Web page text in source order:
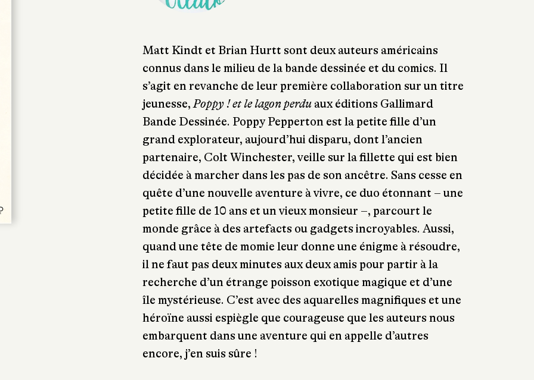
Matt Kindt et Brian Hurtt sont deux auteurs américains
connus dans le milieu de la bande dessinée et du comics. Il
s’agit en revanche de leur première collaboration sur un titre
jeunesse,Poppy ! et le lagon perdu aux éditions Gallimard
Bande Dessinée. Poppy Pepperton est la petite fille d’un
grand explorateur, aujourd’hui disparu, dont l’ancien
partenaire, Colt Winchester, veille sur la fillette qui est bien
décidée à marcher dans les pas de son ancêtre. Sans cesse en
quête d’une nouvelle aventure à vivre, ce duo étonnant – une
petite fille de 10 ans et un vieux monsieur –, parcourt le
monde grâce à des artefacts ou gadgets incroyables. Aussi,
quand une tête de momie leur donne une énigme à résoudre,
il ne faut pas deux minutes aux deux amis pour partir à la
recherche d’un étrange poisson exotique magique et d’une
île mystérieuse. C’est avec des aquarelles magnifiques et une
héroïne aussi espiègle que courageuse que les auteurs nous
embarquent dans une aventure qui en appelle d’autres
encore, j’en suis sûre !